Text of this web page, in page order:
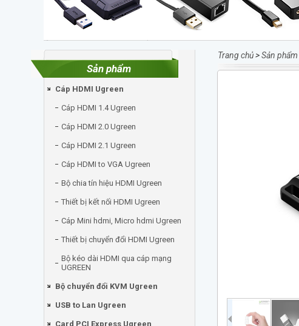
Sản phẩm
Cáp HDMI Ugreen
Cáp HDMI 1.4 Ugreen
Cáp HDMI 2.0 Ugreen
Cáp HDMI 2.1 Ugreen
Cáp HDMI to VGA Ugreen
Bộ chia tín hiệu HDMI Ugreen
Thiết bị kết nối HDMI Ugreen
Cáp Mini hdmi, Micro hdmi Ugreen
Thiết bị chuyển đổi HDMI Ugreen
Bộ kéo dài HDMI qua cáp mạng
UGREEN
Bộ chuyển đổi KVM Ugreen
USB to Lan Ugreen
Card PCI Express Ugreen
Trang chủ>Sản phẩm